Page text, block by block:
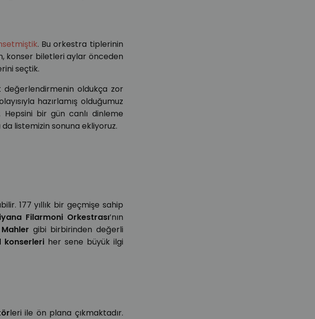
. Bu orkestra tiplerinin
konser biletleri aylar önceden
seçtik.
değerlendirmenin oldukça zor
hazırlamış olduğumuz
Hepsini bir gün canlı dinleme
da listemizin sonuna ekliyoruz.
177 yıllık bir geçmişe sahip
Filarmoni Orkestrası’nın
gibi birbirinden değerli
konserleri her sene büyük ilgi
leri ile ön plana çıkmaktadır.